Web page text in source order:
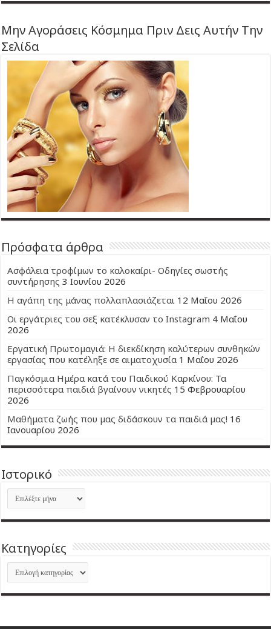
Μην Αγοράσεις Κόσμημα Πριν Δεις Αυτήν Την
Σελίδα
Πρόσφατα άρθρα
Ασφάλεια τροφίμων το καλοκαίρι- Οδηγίες σωστής
συντήρησης 3 Ιουνίου 2026
Η αγάπη της μάνας πολλαπλασιάζεται 12 Μαΐου 2026
Οι εργάτριες του σεξ κατέκλυσαν το Instagram 4 Μαΐου
2026
Εργατική Πρωτομαγιά: Η διεκδίκηση καλύτερων συνθηκών
εργασίας που κατέληξε σε αιματοχυσία 1 Μαΐου 2026
Παγκόσμια Ημέρα κατά του Παιδικού Καρκίνου: Τα
περισσότερα παιδιά βγαίνουν νικητές 15 Φεβρουαρίου
2026
Μαθήματα ζωής που μας διδάσκουν τα παιδιά μας! 16
Ιανουαρίου 2026
Ιστορικό
Ιστορικό
Kατηγορίες
Kατηγορίες